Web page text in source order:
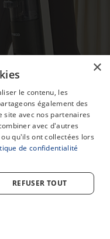
×
le contenu, les
également des
avec nos partenaires
avec d'autres
qu'ils ont collectées lors
de confidentialité
REFUSER TOUT